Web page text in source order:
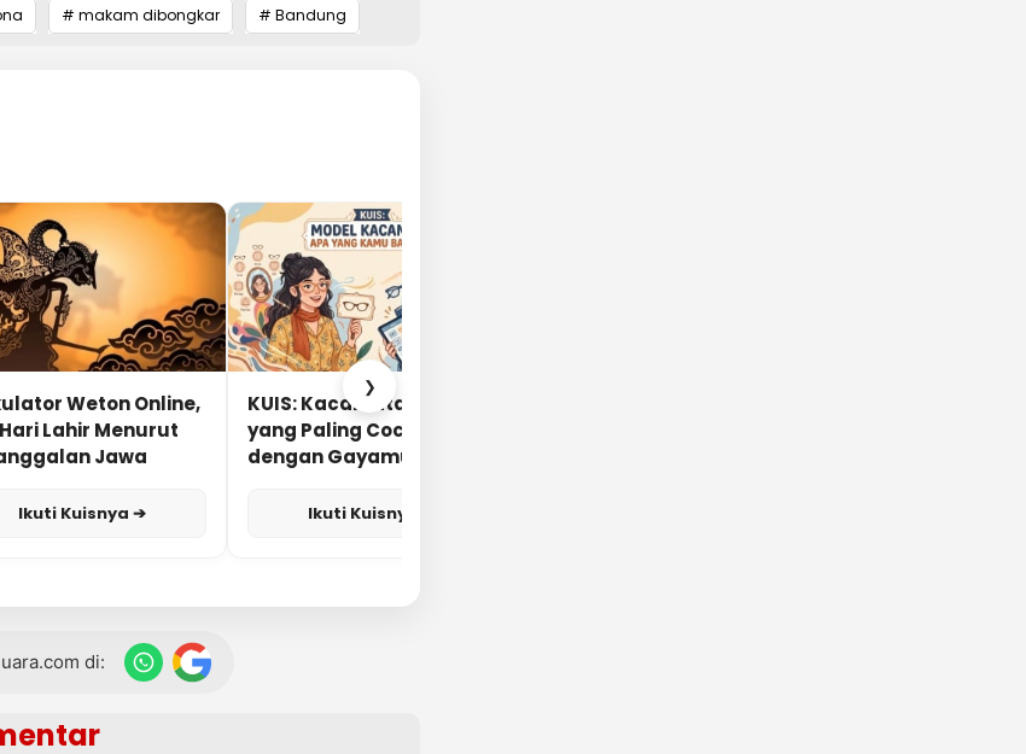
# makam dibongkar # Bandung
Weton Online,
Lahir Menurut
Jawa
Ikuti Kuisnya ➔
KUIS: Kacamata Apa
yang Paling Cocok
dengan Gayamu?
Ikuti Kuisnya ➔
❯
di: